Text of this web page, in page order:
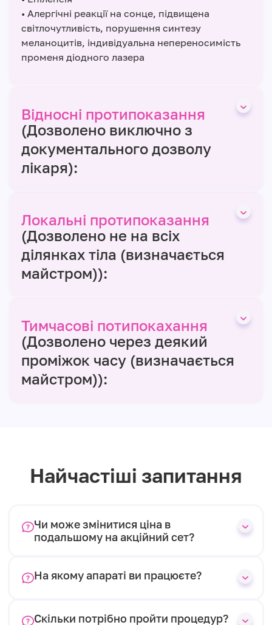
• Алергічні реакції на сонце, підвищена
світлочутливість, порушення синтезу
меланоцитів, індивідуальна непереносимість
променя діодного лазера
Відносні протипоказання
(Дозволено виключно з
документального дозволу
лікаря):
Локальні протипоказання
(Дозволено не на всіх
ділянках тіла (визначається
майстром)):
Тимчасові потипокахання
(Дозволено через деякий
проміжок часу (визначається
майстром)):
Найчастіші запитання
Чи може змінитися ціна в
подальшому на акційний сет?
На якому апараті ви працюєте?
Скільки потрібно пройти процедур?